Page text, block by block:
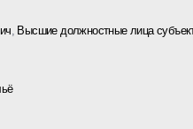
Высшие должностные лица